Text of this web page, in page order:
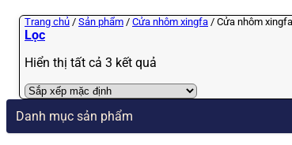
Trang chủ / Sản phẩm / Cửa nhôm xingfa / Cửa nhôm
Lọc
Hiển thị tất cả 3 kết quả
Danh mục sản phẩm